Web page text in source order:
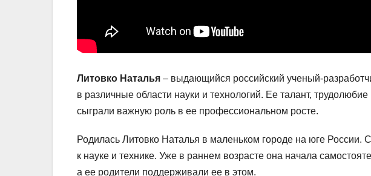
Литовко Наталья – выдающийся российский ученый-
в различные области науки и технологий. Ее талант,
сыграли важную роль в ее профессиональном росте.
Родилась Литовко Наталья в маленьком городе на юге России.
к науке и технике. Уже в раннем возрасте она начала
а ее родители поддерживали ее в этом.